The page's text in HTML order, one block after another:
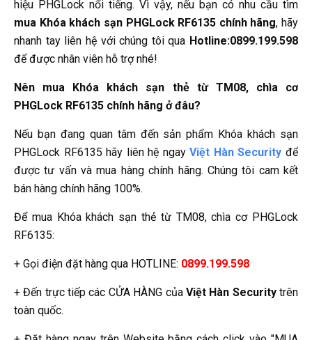
hiệu PHGLock nổi tiếng. Vì vậy, nếu bạn có nhu cầu tìm
mua Khóa khách sạn PHGLock RF6135 chính hãng, hãy
nhanh tay liên hệ với chúng tôi qua Hotline:0899.199.598
để được nhân viên hỗ trợ nhé!
Nên mua Khóa khách sạn thẻ từ TM08, chìa cơ
PHGLock RF6135 chính hãng ở đâu?
Nếu bạn đang quan tâm đến sản phẩm Khóa khách sạn
PHGLock RF6135 hãy liên hệ ngayViệt Hàn Security để
được tư vấn và mua hàng chính hãng. Chúng tôi cam kết
bán hàng chính hãng 100%.
Để mua Khóa khách sạn thẻ từ TM08, chìa cơ PHGLock
RF6135:
+ Gọi điện đặt hàng qua HOTLINE: 0899.199.598
+ Đến trực tiếp các CỬA HÀNG của Việt Hàn Securitytrên
toàn quốc.